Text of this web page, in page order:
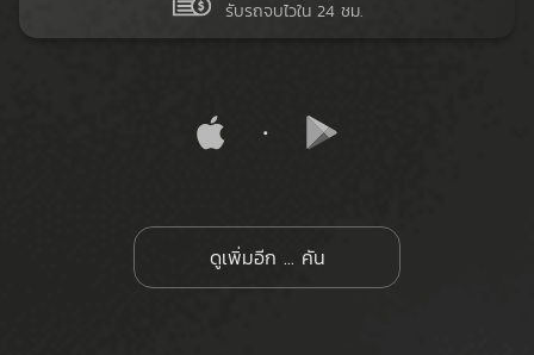
รับรถจบไวใน 24 ชม.
ดูเพิ่มอีก ... คัน